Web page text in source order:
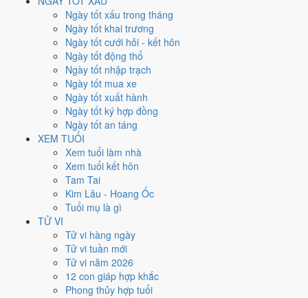
Ngày tốt xấu trong tháng
Ngày tốt khai trương
Ngày tốt cưới hỏi - kết hôn
Ngày tốt động thổ
Ngày tốt nhập trạch
Ngày tốt mua xe
Ngày tốt xuất hành
Ngày tốt ký hợp đồng
Ngày tốt an táng
XEM TUỔI
Xem tuổi làm nhà
Xem tuổi kết hôn
Tam Tai
Kim Lâu - Hoang Ốc
Tuổi mụ là gì
TỬ VI
Tử vi hàng ngày
Tử vi tuần mới
Tử vi năm 2026
12 con giáp hợp khắc
Phong thủy hợp tuổi
Ngày Dương
Tháng 8 năm 2021
Tháng 7 âm năm 2021
Tiết Xử Thử
Canh Tý
Tân Sửu
Ngày Đinh Mùi có TrựcBế(ngày đóng cửa, bế tắc) nhưng gặp Sao
Ngọc Đường hoàng đạo. Điểm trung bình 7 việc chính chỉ
Ngày Hung, cần thận trọng với các quyết định lớn khó đảo